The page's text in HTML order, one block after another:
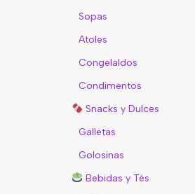
Sopas
Atoles
Congelaldos
Condimentos
Snacks y Dulces
Galletas
Golosinas
Bebidas y Tés